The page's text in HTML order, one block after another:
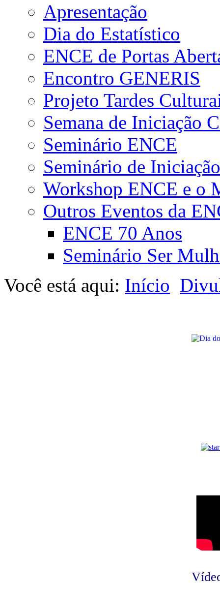
Apresentação
Dia do Estatístico
ENCE de Portas
Encontro GENERIS
Projeto Tardes
Semana de Iniciação
Seminário ENCE
Seminário de
Workshop ENCE e o
Outros Eventos da
ENCE 70 Anos
Seminário Ser
Você está aqui: Início